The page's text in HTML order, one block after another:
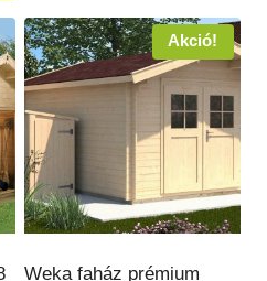
Ft
több
variációja
van.
A
változatok
a
termékoldalon
választhatók
ki
720
000 Ft
A
a
ki
Akció!
Weka faház prémium